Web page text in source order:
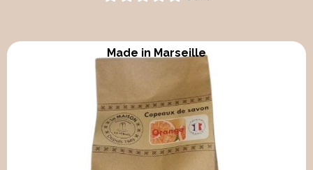
Made in Marseille